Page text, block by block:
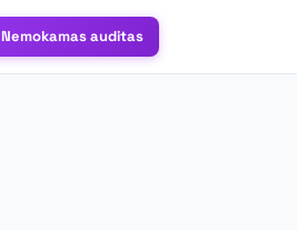
Nemokamas auditas